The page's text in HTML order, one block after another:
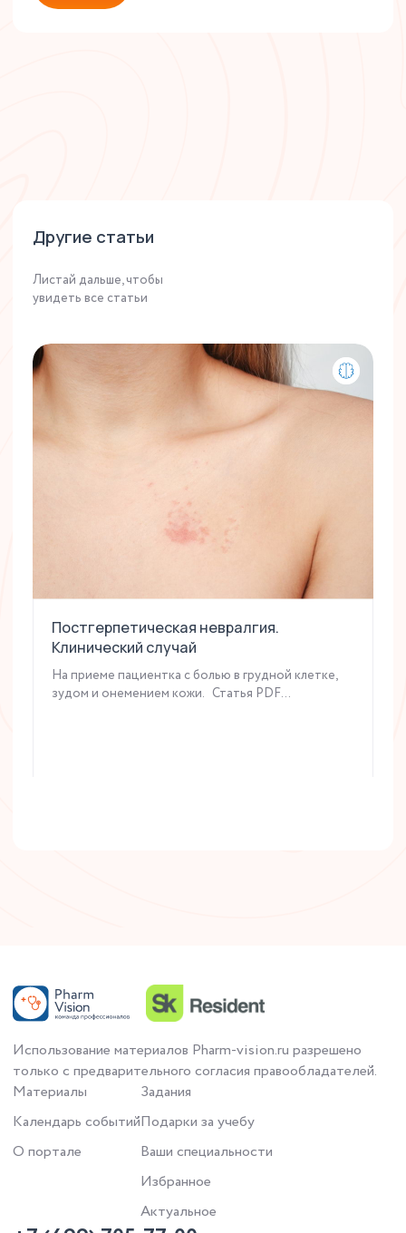
Другие статьи
Листай дальше, чтобы
увидеть все статьи
Постгерпетическая невралгия.
Клинический случай
На приеме пациентка с болью в грудной клетке,
зудом и онемением кожи. Статья PDF...
Использование материалов Pharm-vision.ru разрешено
только с предварительного согласия правообладателей.
Материалы
Календарь событий
О портале
Задания
Подарки за учебу
Ваши специальности
Избранное
Актуальное